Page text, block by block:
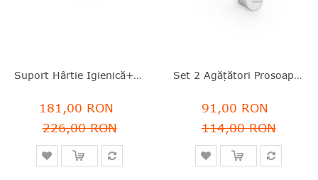
Suport Hârtie Igienică+poliță Depozitare, Inox Ranforsat Cu Minerale, Alb, 4.5x9x42.1 Cm, MindSet, Brabantia -8710755303142
181,00 RON
226,00 RON
Set 2 Agățători Prosoape, Aluminiu, Alb, 2.1x2.3x2.1 Cm, MindSet, Brabantia - 8710755303425
91,00 RON
114,00 RON